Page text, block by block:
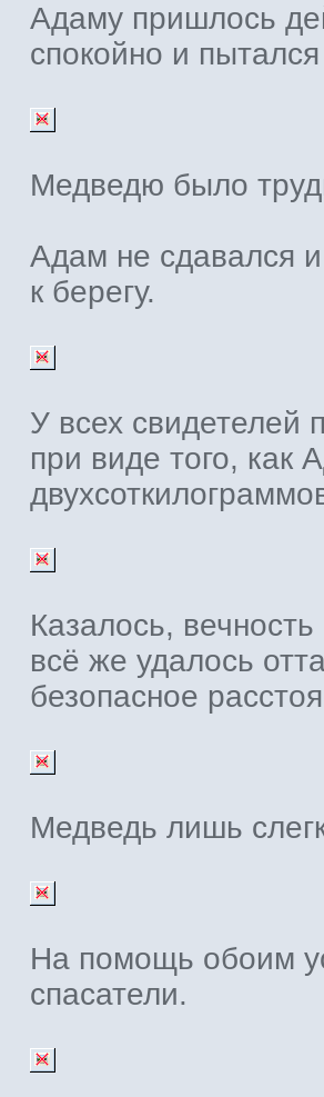
Адаму пришлось
спокойно и
Медведю было
Адам не сдавался
к берегу.
У всех свидетелей
при виде того, как
Казалось,
всё же удалось
безопасное
Медведь лишь
На помощь обоим
спасатели.